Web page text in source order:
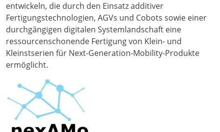
entwickeln, die durch den Einsatz additiver
Fertigungstechnologien, AGVs und Cobots sowie einer
durchgängigen digitalen Systemlandschaft eine
ressourcenschonende Fertigung von Klein- und
Kleinstserien für Next-Generation-Mobility-Produkte
ermöglicht.